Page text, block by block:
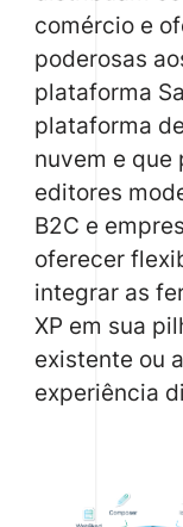
comércio e
poderosas
plataforma
plataforma
nuvem e que
editores
B2C e
oferecer
integrar as
XP em sua
existente ou
experiência